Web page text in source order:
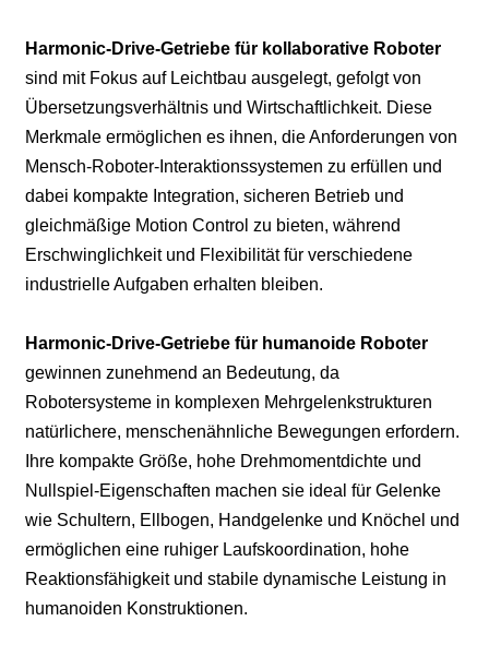
Harmonic-Drive-Getriebe für kollaborative Roboter
sind mit Fokus auf Leichtbau ausgelegt, gefolgt von
Übersetzungsverhältnis und Wirtschaftlichkeit. Diese
Merkmale ermöglichen es ihnen, die Anforderungen von
Mensch-Roboter-Interaktionssystemen zu erfüllen und
dabei kompakte Integration, sicheren Betrieb und
gleichmäßige Motion Control zu bieten, während
Erschwinglichkeit und Flexibilität für verschiedene
industrielle Aufgaben erhalten bleiben.
Harmonic-Drive-Getriebe für humanoide Roboter
gewinnen zunehmend an Bedeutung, da
Robotersysteme in komplexen Mehrgelenkstrukturen
natürlichere, menschenähnliche Bewegungen erfordern.
Ihre kompakte Größe, hohe Drehmomentdichte und
Nullspiel-Eigenschaften machen sie ideal für Gelenke
wie Schultern, Ellbogen, Handgelenke und Knöchel und
ermöglichen eine ruhiger Laufskoordination, hohe
Reaktionsfähigkeit und stabile dynamische Leistung in
humanoiden Konstruktionen.